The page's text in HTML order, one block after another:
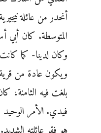
أنحدر من عائلة
المتوسطة. كان أبي
وكان لدينا- كما
ويكون عادة من
بلغت فيه الثامنة،
فيدي. الأمر الوحيد